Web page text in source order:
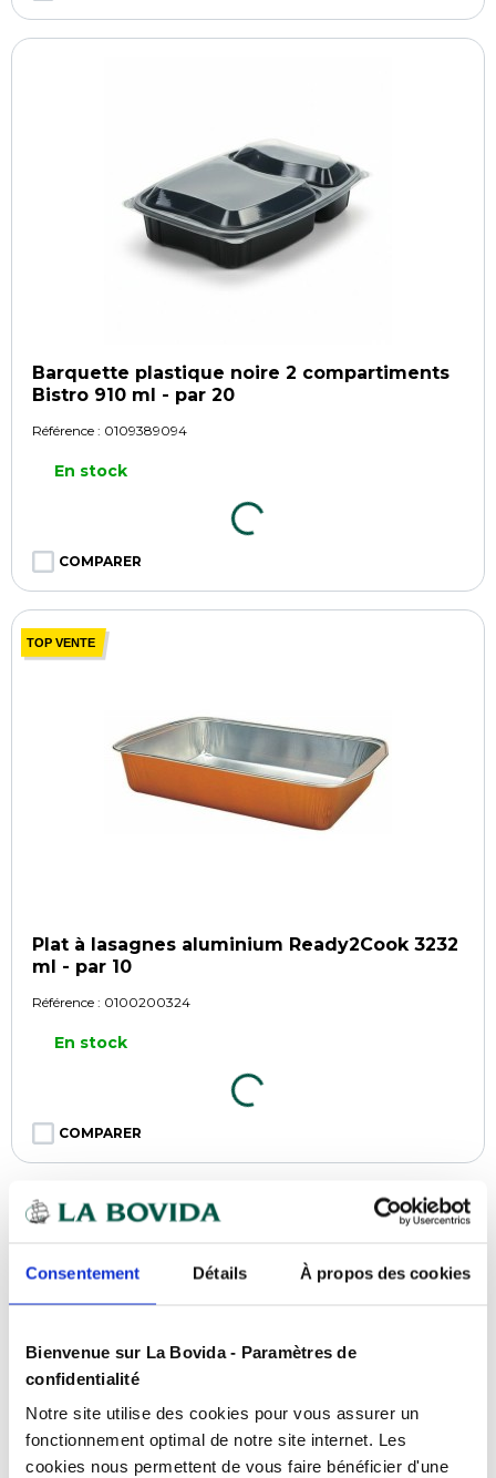
Consentement Détails À propos des cookies
Bienvenue sur La Bovida - Paramètres de
confidentialité
Notre site utilise des cookies pour vous assurer un
fonctionnement optimal de notre site internet. Les
cookies nous permettent de vous faire bénéficier d'une
Barquette plastique noire 2 compartiments
Bistro 910 ml - par 20
Référence : 0109389094
En stock
COMPARER
TOP VENTE
Plat à lasagnes aluminium Ready2Cook 3232
ml - par 10
Référence : 0100200324
En stock
COMPARER
TOP VENTE